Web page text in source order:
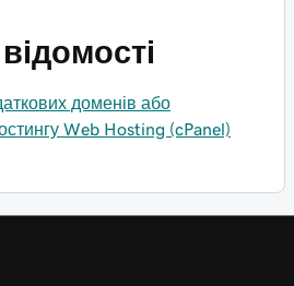
доменів або
Web Hosting (cPanel)